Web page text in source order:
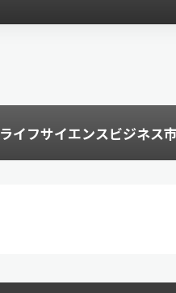
ライフサイエンスビジネス